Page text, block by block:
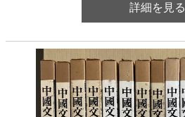
詳細を見る